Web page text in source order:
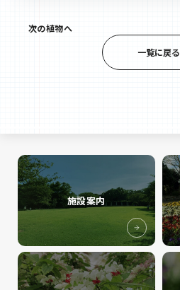
次の植物へ
一覧に戻る
施設案内